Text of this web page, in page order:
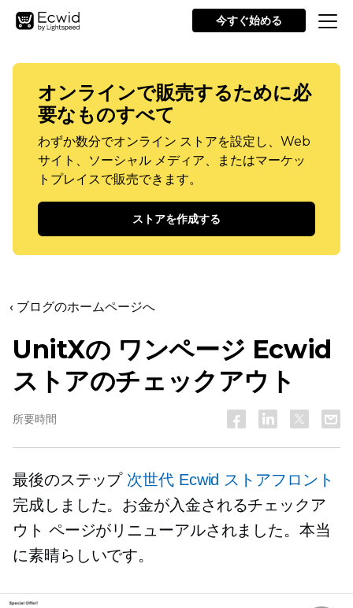
今すぐ始める
オンラインで販売するために必
要なものすべて
わずか数分でオンライン ストアを設定し、Web
サイト、ソーシャル メディア、またはマーケッ
トプレイスで販売できます。
ストアを作成する
‹ ブログのホームページへ
UnitXの ワンページ Ecwid
ストアのチェックアウト
所要時間
最後のステップ 次世代Ecwid ストアフロント
完成しました。お金が入金されるチェックア
ウト ページがリニューアルされました。本当
に素晴らしいです。